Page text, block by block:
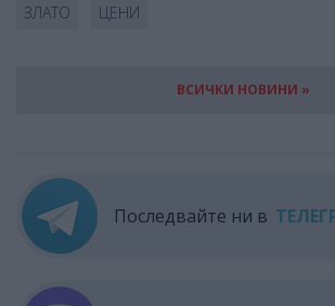
ЗЛАТО ЦЕНИ
ВСИЧКИ НОВИНИ »
Последвайте ни в